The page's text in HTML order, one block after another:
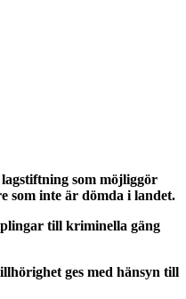
som möjliggör
som inte är dömda i landet.
till kriminella gäng
ges med hänsyn till